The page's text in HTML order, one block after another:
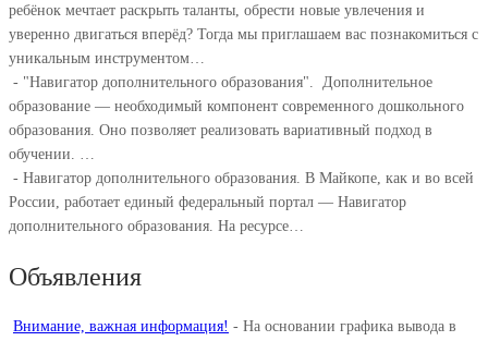
ребёнок мечтает раскрыть таланты, обрести новые увлечения и
уверенно двигаться вперёд? Тогда мы приглашаем вас познакомиться с
уникальным инструментом…
- "Навигатор дополнительного образования". ⁣ Дополнительное
образование — необходимый компонент современного дошкольного
образования. Оно позволяет реализовать вариативный подход в
обучении. ⁣…
- Навигатор дополнительного образования. В Майкопе, как и во всей
России, работает единый федеральный портал — Навигатор
дополнительного образования. На ресурсе…
Объявления
Внимание, важная информация! - На основании графика вывода в